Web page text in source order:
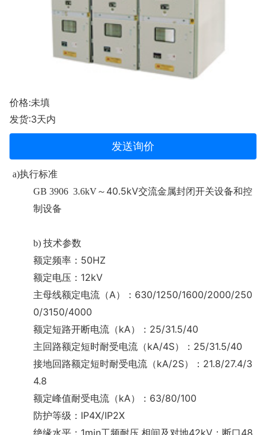
价格:未填
发货:3天内
发送询价
a)执行标准
GB 3906 3.6kV～ 40.5kV交流金属封闭开关设备和控
制设备
b) 技术参数
额定频率： 50HZ
额定电压： 12kV
主母线额定电流（A）： 630/1250/1600/2000/250
0/3150/4000
额定短路开断电流（kA）： 25/31.5/40
主回路额定短时耐受电流（kA/4S）： 25/31.5/40
接地回路额定短时耐受电流（kA/2S）： 21.8/27.4/3
4.8
额定峰值耐受电流（kA）： 63/80/100
防护等级： IP4X/IP2X